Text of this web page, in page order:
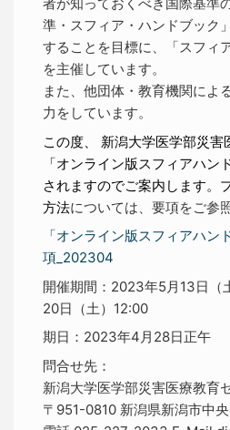
準・スフィア・ハンドブック
することを目標に、「スフィ
を主催しています。
また、他団体・教育機関によ
力をしています。
この度、 新潟大学医学部災害
「オンライン版スフィアハン
されますのでご案内します。
方法については、要項をご参
「オンライン版スフィアハン
項_202304
開催期間：2023年5月13日（
20日（土） 12:00
期日：2023年4月28日正午
問合せ先：
新潟大学医学部災害医療教育
〒951-0810 新潟県新潟市中